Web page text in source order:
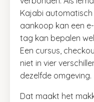
Kajabi
aankoop kan een
tag kan bepalen
Een cursus,
niet in vier
dezelfde omgeving.
Dat maakt het